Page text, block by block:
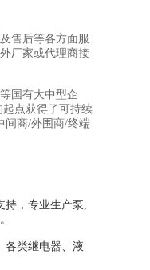
售后等各方面服
厂家或代理商接
国有大中型企
点获得了可持续
间商/外围商/终端
持，专业生产泵,
各类继电器、液